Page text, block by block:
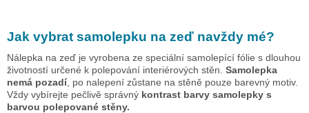
Jak vybrat samolepku na zeď navždy mé?
Nálepka na zeď je vyrobena ze speciální samolepící fólie s dlouhou
životností určené k polepování interiérových stěn. Samolepka
nemá pozadí, po nalepení zůstane na stěně pouze barevný motiv.
Vždy vybírejte pečlivě správný kontrast barvy samolepky s
barvou polepované stěny.